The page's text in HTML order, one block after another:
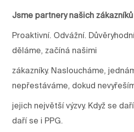
Jsme partnery našich zákazníků
Proaktivní. Odvážní.
děláme, začíná našimi
zákazníky. Nasloucháme,
nepřestáváme, dokud
jejich největší výzvy. Když se
daří se i PPG.